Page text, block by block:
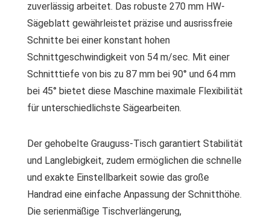
zuverlässig arbeitet. Das robuste 270 mm HW-
Sägeblatt gewährleistet präzise und ausrissfreie
Schnitte bei einer konstant hohen
Schnittgeschwindigkeit von 54 m/sec. Mit einer
Schnitttiefe von bis zu 87 mm bei 90° und 64 mm
bei 45° bietet diese Maschine maximale Flexibilität
für unterschiedlichste Sägearbeiten.
Der gehobelte Grauguss-Tisch garantiert Stabilität
und Langlebigkeit, zudem ermöglichen die schnelle
und exakte Einstellbarkeit sowie das große
Handrad eine einfache Anpassung der Schnitthöhe.
Die serienmäßige Tischverlängerung,